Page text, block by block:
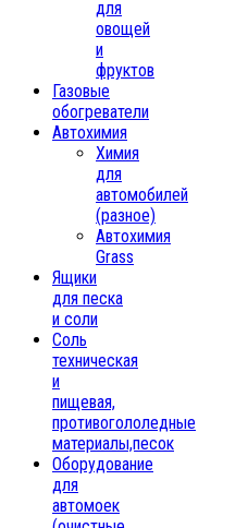
для
овощей
и
фруктов
Газовые
обогреватели
Автохимия
Химия
для
автомобилей
(разное)
Автохимия
Grass
Ящики
для песка
и соли
Соль
техническая
и
пищевая,
противогололедные
материалы,песок
Oборудование
для
автомоек